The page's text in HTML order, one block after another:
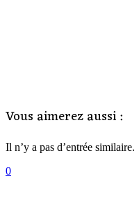
Vous aimerez aussi :
Il n’y a pas d’entrée similaire.
0